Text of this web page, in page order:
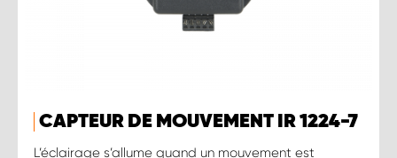
CAPTEUR DE MOUVEMENT IR 1224-7
L’éclairage s’allume quand un mouvement est